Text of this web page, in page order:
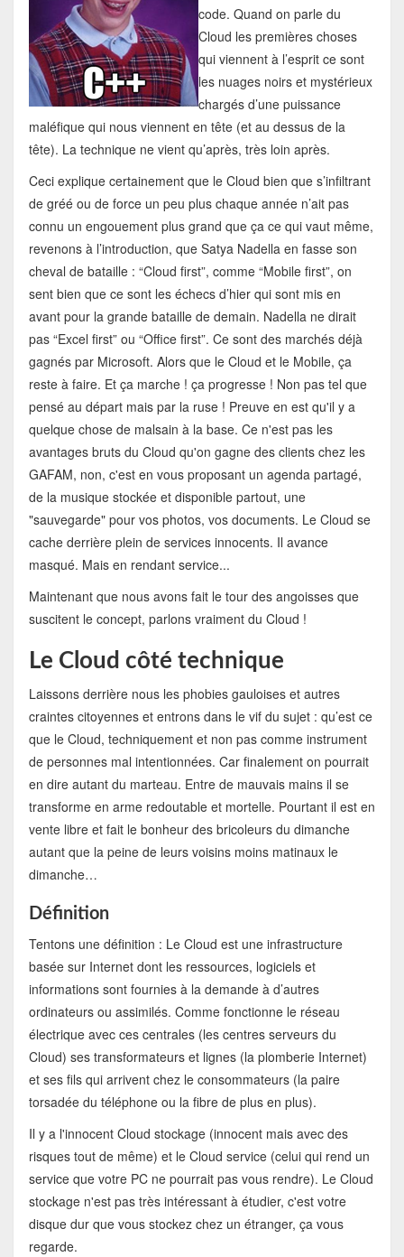
code. Quand on parle du
Cloud les premières choses
qui viennent à l’esprit ce sont
les nuages noirs et mystérieux
chargés d’une puissance
maléfique qui nous viennent en tête (et au dessus de la
tête). La technique ne vient qu’après, très loin après.
Ceci explique certainement que le Cloud bien que s’infiltrant
de gréé ou de force un peu plus chaque année n’ait pas
connu un engouement plus grand que ça ce qui vaut même,
revenons à l’introduction, que Satya Nadella en fasse son
cheval de bataille : “Cloud first”, comme “Mobile first”, on
sent bien que ce sont les échecs d’hier qui sont mis en
avant pour la grande bataille de demain. Nadella ne dirait
pas “Excel first” ou “Office first”. Ce sont des marchés déjà
gagnés par Microsoft. Alors que le Cloud et le Mobile, ça
reste à faire. Et ça marche ! ça progresse ! Non pas tel que
pensé au départ mais par la ruse ! Preuve en est qu'il y a
quelque chose de malsain à la base. Ce n'est pas les
avantages bruts du Cloud qu'on gagne des clients chez les
GAFAM, non, c'est en vous proposant un agenda partagé,
de la musique stockée et disponible partout, une
"sauvegarde" pour vos photos, vos documents. Le Cloud se
cache derrière plein de services innocents. Il avance
masqué. Mais en rendant service...
Maintenant que nous avons fait le tour des angoisses que
suscitent le concept, parlons vraiment du Cloud !
Le Cloud côté technique
Laissons derrière nous les phobies gauloises et autres
craintes citoyennes et entrons dans le vif du sujet : qu’est ce
que le Cloud, techniquement et non pas comme instrument
de personnes mal intentionnées. Car finalement on pourrait
en dire autant du marteau. Entre de mauvais mains il se
transforme en arme redoutable et mortelle. Pourtant il est en
vente libre et fait le bonheur des bricoleurs du dimanche
autant que la peine de leurs voisins moins matinaux le
dimanche…
Définition
Tentons une définition : Le Cloud est une infrastructure
basée sur Internet dont les ressources, logiciels et
informations sont fournies à la demande à d’autres
ordinateurs ou assimilés. Comme fonctionne le réseau
électrique avec ces centrales (les centres serveurs du
Cloud) ses transformateurs et lignes (la plomberie Internet)
et ses fils qui arrivent chez le consommateurs (la paire
torsadée du téléphone ou la fibre de plus en plus).
Il y a l'innocent Cloud stockage (innocent mais avec des
risques tout de même) et le Cloud service (celui qui rend un
service que votre PC ne pourrait pas vous rendre). Le Cloud
stockage n'est pas très intéressant à étudier, c'est votre
disque dur que vous stockez chez un étranger, ça vous
regarde.